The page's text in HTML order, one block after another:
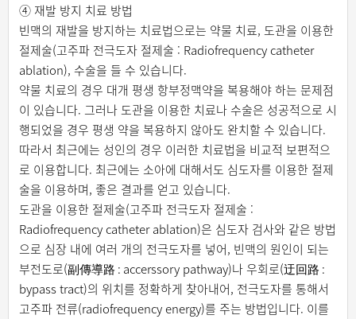
④ 재발 방지 치료 방법
빈맥의 재발을 방지하는 치료법으로는 약물 치료, 도관을 이용한
절제술(고주파 전극도자 절제술 : Radiofrequency catheter
ablation), 수술을 들 수 있습니다.
약물 치료의 경우 대개 평생 항부정맥약을 복용해야 하는 문제점
이 있습니다. 그러나 도관을 이용한 치료나 수술은 성공적으로 시
행되었을 경우 평생 약을 복용하지 않아도 완치할 수 있습니다.
따라서 최근에는 성인의 경우 이러한 치료법을 비교적 보편적으
로 이용합니다. 최근에는 소아에 대해서도 심도자를 이용한 절제
술을 이용하며, 좋은 결과를 얻고 있습니다.
도관을 이용한 절제술(고주파 전극도자 절제술 :
Radiofrequency catheter ablation)은 심도자 검사와 같은 방법
으로 심장 내에 여러 개의 전극도자를 넣어, 빈맥의 원인이 되는
부전도로(副傳導路 : accerssory pathway)나 우회로(迂回路 :
bypass tract)의 위치를 정확하게 찾아내어, 전극도자를 통해서
고주파 전류(radiofrequency energy)를 주는 방법입니다. 이를